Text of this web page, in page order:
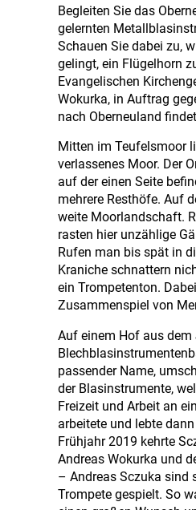
Begleiten Sie das
gelernten
Schauen Sie dabei zu,
gelingt, ein Flügelhorn
Evangelischen
Wokurka, in Auftrag
nach Oberneuland
Mitten im Teufelsmoor
verlassenes Moor. Der
auf der einen Seite
mehrere Resthöfe. Auf
weite Moorlandschaft.
rasten hier unzählige
Rufen man bis spät in
Kraniche schnattern
ein Trompetenton.
Zusammenspiel von
Auf einem Hof aus
passender Name,
der Blasinstrumente,
Freizeit und Arbeit an
arbeitete und lebte
Frühjahr 2019 kehrte
Andreas Wokurka und
– Andreas Sczuka sind
Trompete gespielt. So